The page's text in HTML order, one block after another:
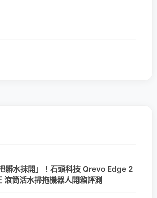
髒水抹開」！石頭科技 Qrevo Edge 2
滾筒活水掃拖機器人開箱評測